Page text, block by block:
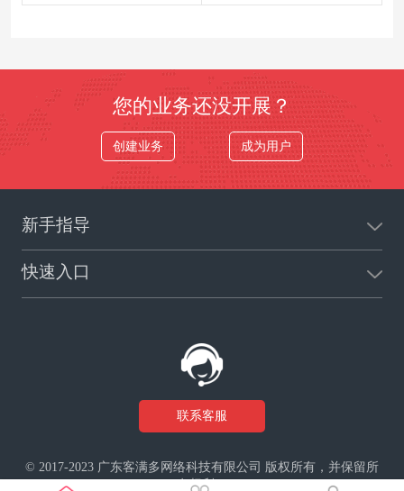
您的业务还没开展？
创建业务 成为用户
新手指导
快速入口
联系客服
© 2017-2023 广东客满多网络科技有限公司 版权所有，并保留所
有权利。